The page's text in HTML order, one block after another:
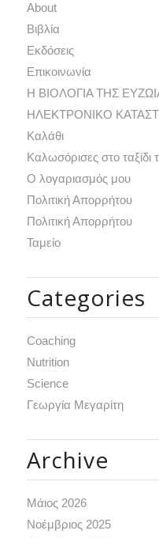
Αbout
Βιβλία
Εκδόσεις
Επικοινωνία
Η ΒΙΟΛΟΓΙΑ ΤΗΣ
ΗΛΕΚΤΡΟΝΙΚΟ
Καλάθι
Καλωσόρισες στο ταξίδι
Ο λογαριασμός μου
Πολιτική Απορρήτου
Πολιτική Απορρήτου
Ταμείο
Categories
Coaching
Nutrition
Science
Γεωργία Μεγαρίτη
Archive
Μάιος 2026
Νοέμβριος 2025